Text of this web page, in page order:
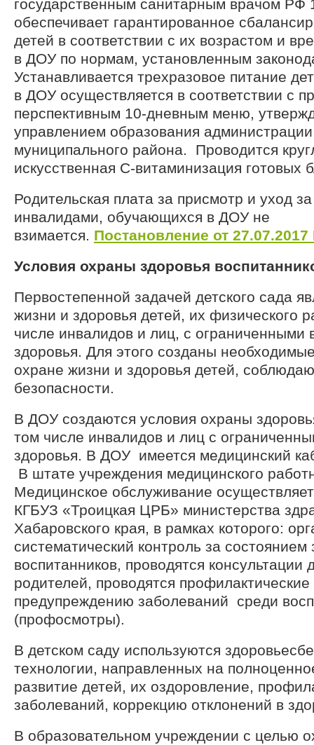
государственным санитарным врачом РФ
обеспечивает гарантированное
детей в соответствии с их возрастом и
в ДОУ по нормам, установленным
Устанавливается трехразовое питание
в ДОУ осуществляется в соответствии с
перспективным 10-дневным меню,
управлением образования
муниципального района. Проводится
искусственная С-витаминизация готовых
Родительская плата за присмотр и уход
инвалидами, обучающихся в ДОУ не
взимается. Постановление от
Условия охраны здоровья
Первостепенной задачей детского сада
жизни и здоровья детей, их физического
числе инвалидов и лиц, с ограниченными
здоровья. Для этого созданы
охране жизни и здоровья детей,
безопасности.
В ДОУ создаются условия охраны
том числе инвалидов и лиц с
здоровья. В ДОУ имеется медицинский
В штате учреждения медицинского
Медицинское обслуживание
КГБУЗ «Троицкая ЦРБ» министерства
Хабаровского края, в рамках которого:
систематический контроль за состоянием
воспитанников, проводятся консультации
родителей, проводятся
предупреждению заболеваний среди
(профосмотры).
В детском саду используются
технологии, направленных на
развитие детей, их оздоровление,
заболеваний, коррекцию отклонений в
В образовательном учреждении с целью